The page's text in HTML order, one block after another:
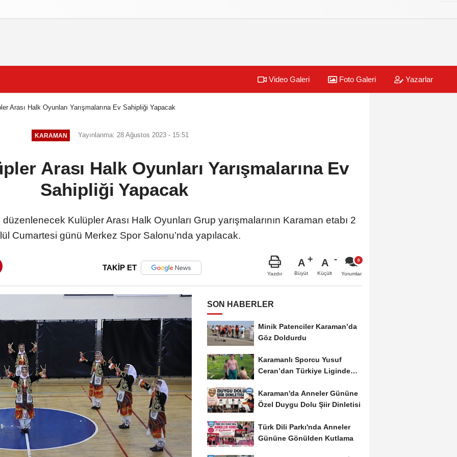
Video Galeri Foto Galeri Yazarlar
Arası Halk Oyunları Yarışmalarına Ev Sahipliği Yapacak
KARAMAN Yayınlanma: 28 Ağustos 2023 - 15:51
Arası Halk Oyunları Yarışmalarına Ev
Sahipliği Yapacak
Kulüpler Arası Halk Oyunları Grup yarışmalarının Karaman etabı 2
Cumartesi günü Merkez Spor Salonu’nda yapılacak.
TAKİP ET
Yazdır
A
Büyüt
A
Küçült Yorumlar
SON HABERLER
Minik Patenciler Karaman’da
Göz Doldurdu
Karamanlı Sporcu Yusuf
Ceran’dan Türkiye Liginde
Karaman'da Anneler Gününe
Özel Duygu Dolu Şiir Dinletisi
Türk Dili Parkı'nda Anneler
Gününe Gönülden Kutlama